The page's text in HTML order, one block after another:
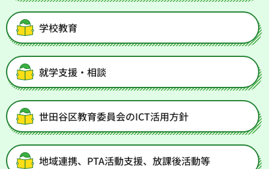
学校教育
就学支援・相談
世田谷区教育委員会のICT活用方針
地域連携、PTA活動支援、放課後活動等